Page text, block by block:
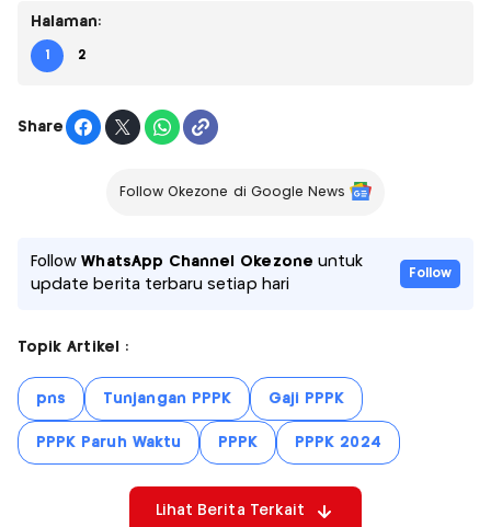
Halaman:
1 2
Share
Follow Okezone di Google News
FollowWhatsApp Channel Okezone untuk
update berita terbaru setiap hari
Follow
Topik Artikel :
pns Tunjangan PPPK Gaji PPPK
PPPK Paruh Waktu PPPK PPPK 2024
Lihat Berita Terkait